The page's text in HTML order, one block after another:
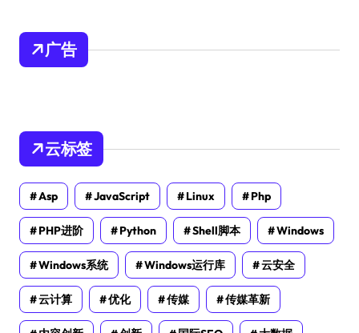
广告
云标签
Asp JavaScript Linux Php
PHP进阶 Python Shell脚本 Windows
Windows系统 Windows运行库 云安全
云计算 优化 传媒 传媒革新